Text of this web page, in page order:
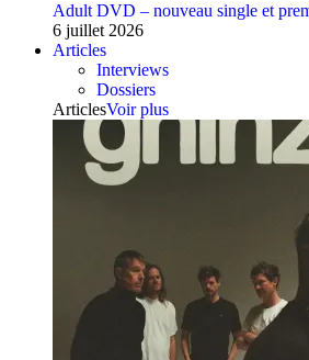
Adult DVD – nouveau single et
6 juillet 2026
Articles
Interviews
Dossiers
ArticlesVoir plus